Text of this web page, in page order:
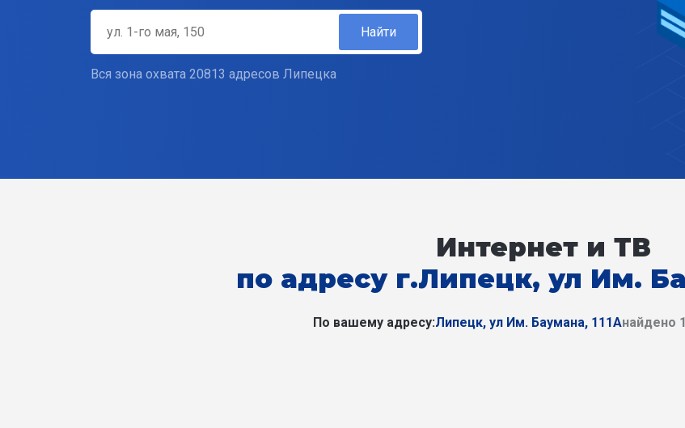
Найти
Вся зона охвата 20813 адресов Липецка
Интернет и ТВ
по адресу г.Липецк, ул Им.
По вашему адресу:Липецк, ул Им. Баумана, 111Анайдено